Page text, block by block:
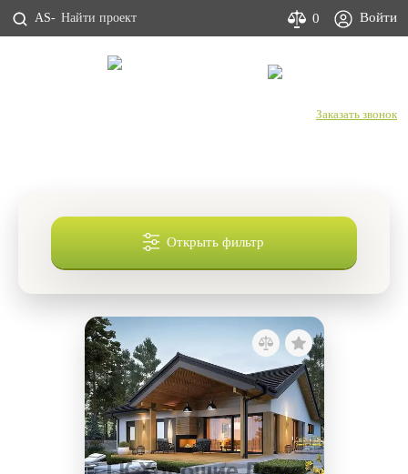
AS- 0 Войти
Заказать звонок
Открыть фильтр